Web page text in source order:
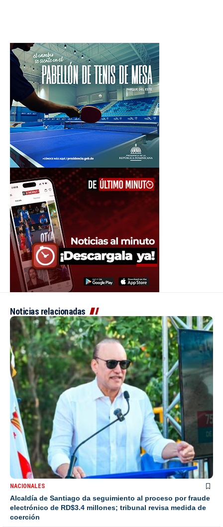
Noticias relacionadas
NACIONALES
Alcaldía de Santiago da seguimiento al proceso por fraude
electrónico de RD$3.4 millones; tribunal revisa medida de
coerción